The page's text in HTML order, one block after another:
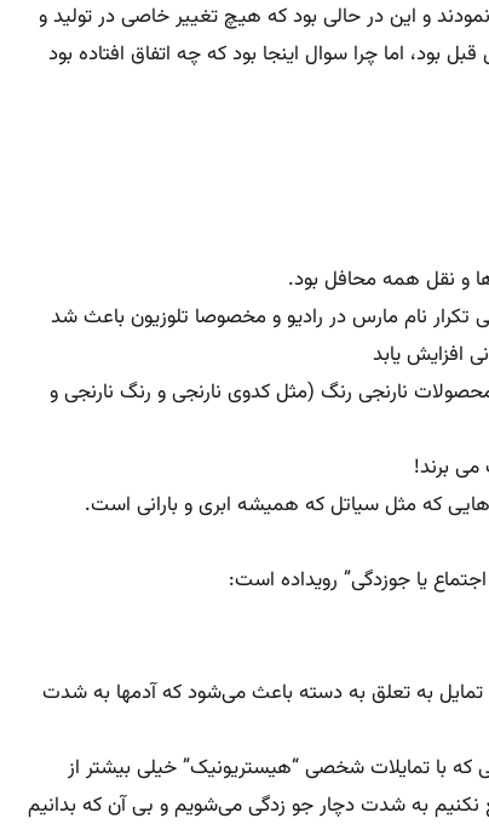
نمودند و این در حالی بود که هیچ تغییر خاصی در تولید و
اما چرا سوال اینجا بود که چه اتفاق افتاده بود
و نقل همه محافل بود.
تکرار نام مارس در رادیو و مخصوصا تلوزیون باعث شد
افزایش یابد
نارنجی رنگ (مثل کدوی نارنجی و رنگ نارنجی و
برند!
که مثل سیاتل که همیشه ابری و بارانی است.
به تعلق به دسته باعث می‌شود که آدمها به شدت
که با تمایلات شخصی “هیستریونیک” خیلی بیشتر از
نکنیم به شدت دچار جو زدگی می‌شویم و بی آن که بدانیم